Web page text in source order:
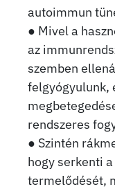
autoimmun
● Mivel a
az
szemben
felgyógyulunk,
rendszeres
● Szintén
hogy serkenti
termelődését,